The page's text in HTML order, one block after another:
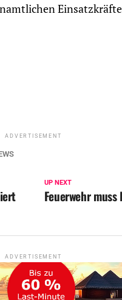
ADVERTISEMENT
UP NEXT
Feuerwehr
ADVERTISEMENT